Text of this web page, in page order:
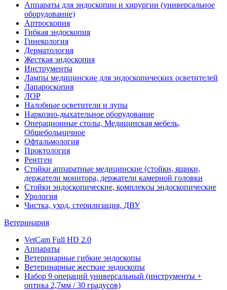
Аппараты для эндоскопии и хирургии (универсальное
оборудование)
Артроскопия
Гибкая эндоскопия
Гинекология
Дерматология
Жесткая эндоскопия
Инструменты
Лампы медицинские для эндоскопических осветителей
Лапароскопия
ЛОР
Налобные осветители и лупы
Наркозно-дыхательное оборудование
Операционные столы, Медицинская мебель,
Общебольничное
Офтальмология
Проктология
Рентген
Стойки аппаратные медицинские (стойки, ящики,
держатели монитора, держатели камерной головки
Стойки эндоскопические, комплексы эндоскопические
Урология
Чистка, уход, стерилизация, ДВУ
Ветеринария
VetCam Full HD 2.0
Аппараты
Ветеринарные гибкие эндоскопы
Ветеринарные жесткие эндоскопы
Набор 9 операций универсальный (инструменты +
оптика 2,7мм / 30 градусов)